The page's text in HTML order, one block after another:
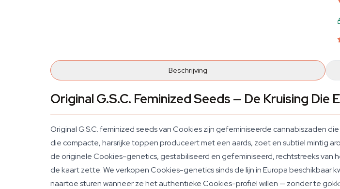
Beschrijving
Original G.S.C. Feminized Seeds — De Kruising Die
Original G.S.C. feminized seeds van Cookies zijn gefeminiseerde cannabiszaden
die compacte, harsrijke toppen produceert met een aards, zoet en subtiel mintig
de originele Cookies-genetics, gestabiliseerd en gefeminiseerd, rechtstreeks van
de kaart zette. We verkopen Cookies-genetics sinds de lijn in Europa beschikbaar
naartoe sturen wanneer ze het authentieke Cookies-profiel willen — zonder te